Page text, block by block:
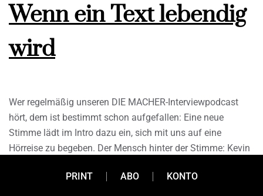
Wenn ein Text lebendig
wird
Wer regelmäßig unseren DIE MACHER-Interviewpodcast
hört, dem ist bestimmt schon aufgefallen: Eine neue
Stimme lädt im Intro dazu ein, sich mit uns auf eine
Hörreise zu begeben. Der Mensch hinter der Stimme: Kevin
gefragt, welche Fähigkeiten man als Sprecher:in mitbringen
PRINT ABO KONTO